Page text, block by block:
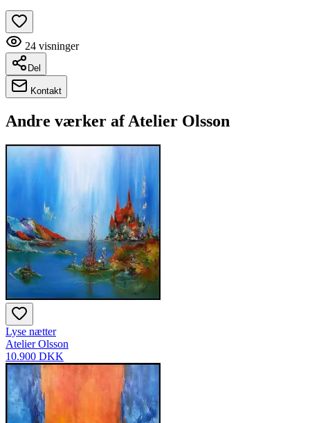
24 visninger
Del
Kontakt
Andre værker afAtelier Olsson
Lyse nætter
Atelier Olsson
10.900 DKK